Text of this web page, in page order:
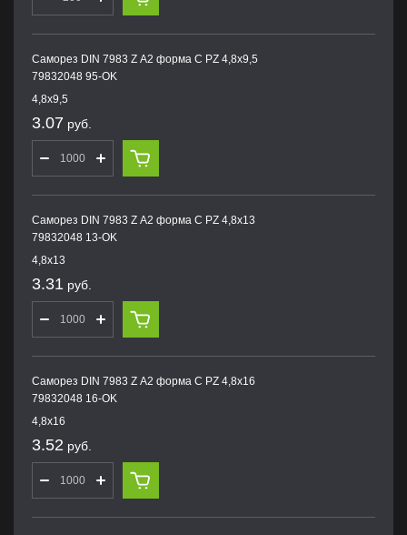
Саморез DIN 7983 Z А2 форма С PZ 4,8х9,5
79832048 95-OK
4,8х9,5
3.07 руб.
Саморез DIN 7983 Z А2 форма С PZ 4,8х13
79832048 13-OK
4,8х13
3.31 руб.
Саморез DIN 7983 Z А2 форма С PZ 4,8х16
79832048 16-OK
4,8х16
3.52 руб.